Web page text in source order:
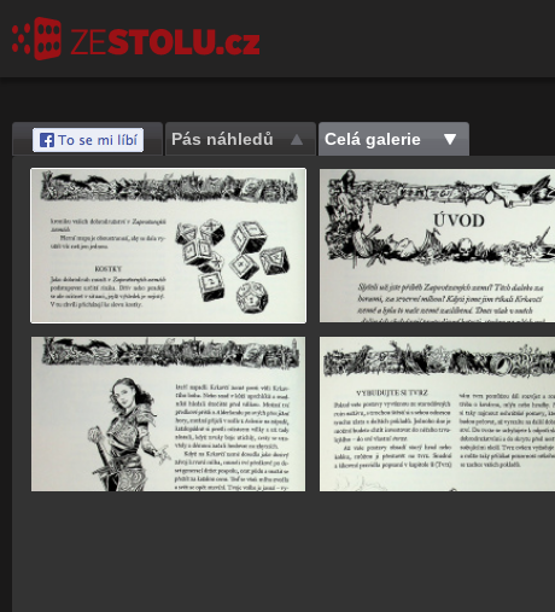
Pás náhledů Celá galerie
Save